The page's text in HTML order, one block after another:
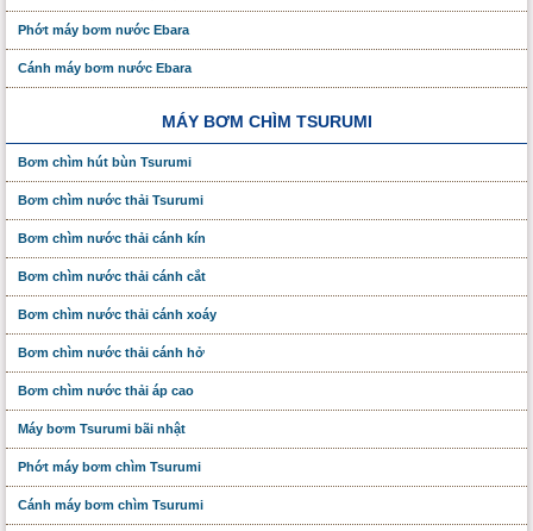
Phớt máy bơm nước Ebara
Cánh máy bơm nước Ebara
MÁY BƠM CHÌM TSURUMI
Bơm chìm hút bùn Tsurumi
Bơm chìm nước thải Tsurumi
Bơm chìm nước thải cánh kín
Bơm chìm nước thải cánh cắt
Bơm chìm nước thải cánh xoáy
Bơm chìm nước thải cánh hở
Bơm chìm nước thải áp cao
Máy bơm Tsurumi bãi nhật
Phớt máy bơm chìm Tsurumi
Cánh máy bơm chìm Tsurumi